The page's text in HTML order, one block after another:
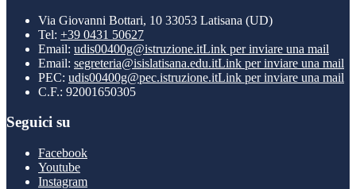
Via Giovanni Bottari, 10 33053 Latisana (UD)
Tel: +39 0431 50627
Email: udis00400g@istruzione.itLink per inviare una mail
Email: segreteria@isislatisana.edu.itLink per inviare una mail
PEC: udis00400g@pec.istruzione.itLink per inviare una mail
C.F.: 92001650305
Seguici su
Facebook
Youtube
Instagram